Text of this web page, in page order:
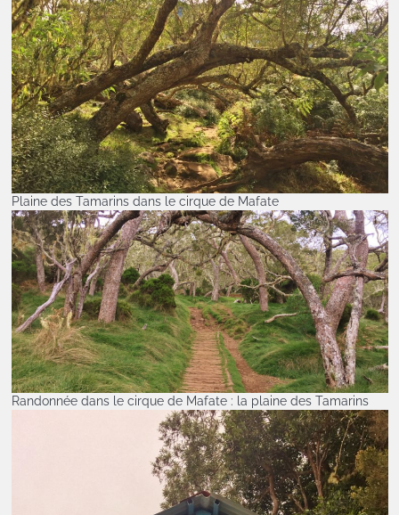
Plaine des Tamarins dans le cirque de Mafate
Randonnée dans le cirque de Mafate : la plaine des Tamarins